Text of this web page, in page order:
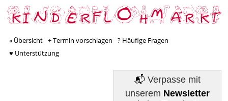
« Übersicht + Termin vorschlagen
? Häufige Fragen
♥ Unterstützung
📬 Verpasse mit
unserem Newsletter